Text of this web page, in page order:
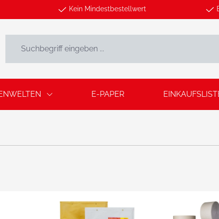
Kein Mindestbestellwert
E-PAPER